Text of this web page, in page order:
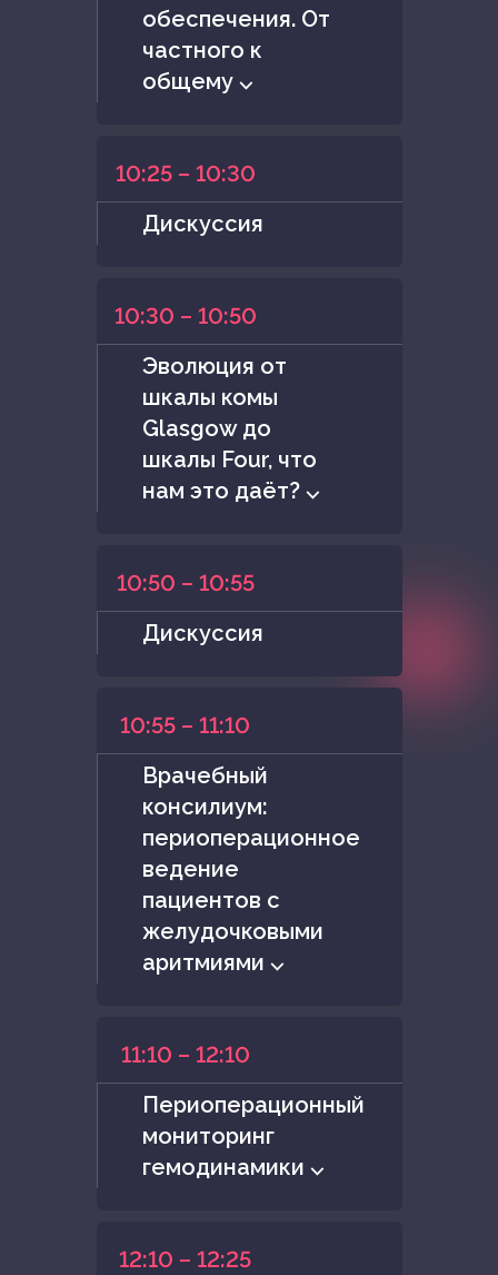
обеспечения. От
частного к
общему ⌵
10:25 – 10:30
Дискуссия
10:30 – 10:50
Эволюция от
шкалы комы
Glasgow до
шкалы Four, что
нам это даёт? ⌵
10:50 – 10:55
Дискуссия
10:55 – 11:10
Врачебный
консилиум:
периоперационное
ведение
пациентов с
желудочковыми
аритмиями ⌵
11:10 – 12:10
Периоперационный
мониторинг
гемодинамики ⌵
12:10 – 12:25